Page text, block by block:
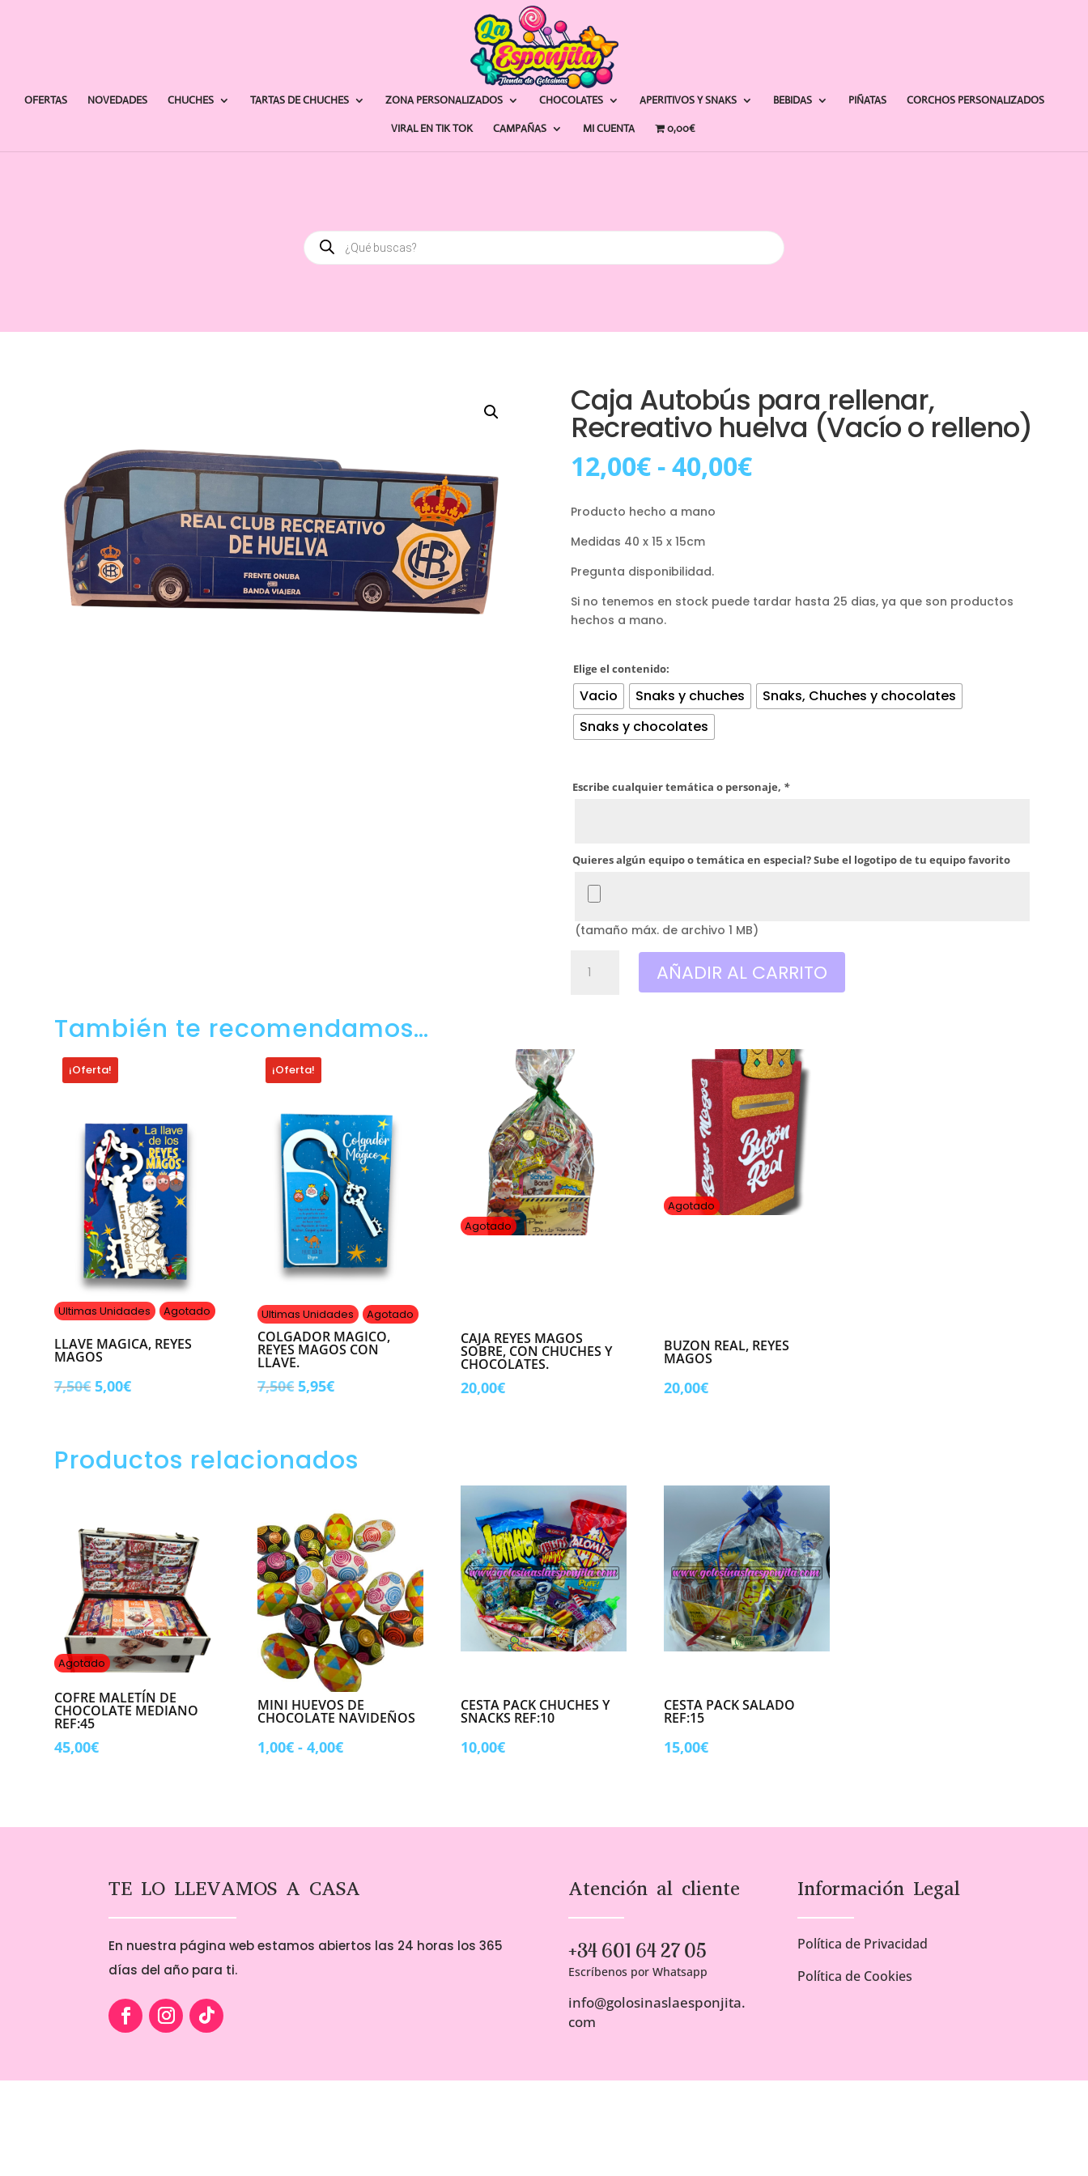
OFERTAS NOVEDADES CHUCHES TARTAS DE CHUCHES ZONA PERSONALIZADOS CHOCOLATES APERITIVOS Y SNAKS BEBIDAS PIÑATAS CORCHOS PERSONALIZADOS
VIRAL EN TIK TOK CAMPAÑAS MI CUENTA 0,00€
Búsqueda
de
productos
Caja Autobús para rellenar,
Recreativo huelva (Vacío o relleno)
12,00€ -40,00€Rango
de
Producto hecho a mano
Medidas 40 x 15 x 15cm
Pregunta disponibilidad.
Si no tenemos en stock puede tardar hasta 25 dias, ya que son productos
hechos a mano.
Elige el contenido:
Vacio Snaks y chuches
Snaks, Chuches y chocolates
Snaks y chocolates
Escribe cualquier temática o personaje, *
Quieres algún equipo o temática en especial? Sube el logotipo de tu equipo favorito
(tamaño máx. de archivo 1 MB)
Autobús
huelva
relleno)
cantidad
AÑADIR AL CARRITO
También te recomendamos…
¡Oferta!
Ultimas Unidades Agotado
LLAVE MAGICA, REYES
MAGOS
7,50€ El
era:
7,50€.
5,00€El
es:
5,00€.
¡Oferta!
Ultimas Unidades Agotado
COLGADOR MAGICO,
REYES MAGOS CON
LLAVE.
7,50€ El
era:
7,50€.
5,95€El
5,95€.
Agotado
CAJA REYES MAGOS
SOBRE, CON CHUCHES Y
CHOCOLATES.
20,00€
Agotado
BUZON REAL, REYES
MAGOS
20,00€
Productos relacionados
Agotado
COFRE MALETÍN DE
CHOCOLATE MEDIANO
REF:45
45,00€
MINI HUEVOS DE
CHOCOLATE NAVIDEÑOS
1,00€ - 4,00€Rango
1,00€
CESTA PACK CHUCHES Y
SNACKS REF:10
10,00€
CESTA PACK SALADO
REF:15
15,00€
TE LO LLEVAMOS A CASA
En nuestra página web estamos abiertos las 24 horas los 365
días del año para ti.
Atención al cliente
+34 601 64 27 05
Escríbenos por Whatsapp
info@golosinaslaesponjita.
com
Información Legal
Política de Privacidad
Política de Cookies